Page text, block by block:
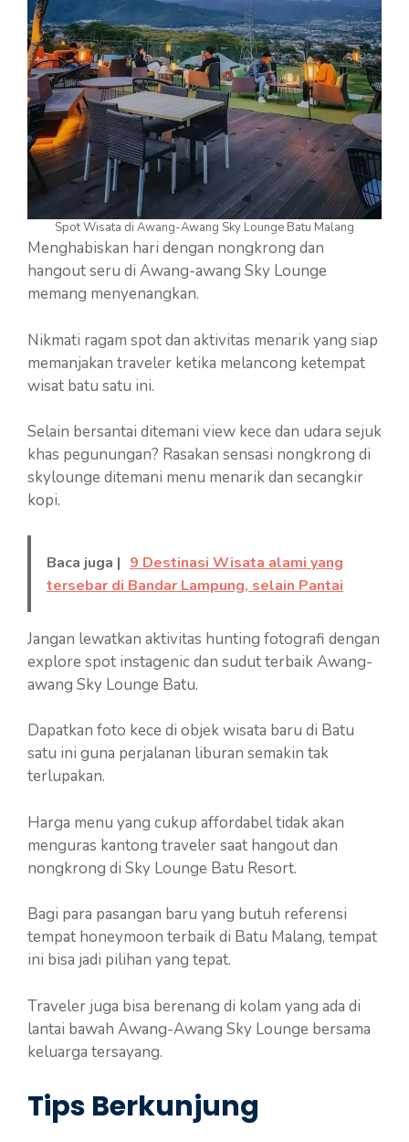
Spot Wisata di Awang-Awang Sky Lounge Batu Malang
Menghabiskan hari dengan nongkrong dan
hangout seru di Awang-awang Sky Lounge
memang menyenangkan.
Nikmati ragam spot dan aktivitas menarik yang siap
memanjakan traveler ketika melancong ketempat
wisat batu satu ini.
Selain bersantai ditemani view kece dan udara sejuk
khas pegunungan? Rasakan sensasi nongkrong di
skylounge ditemani menu menarik dan secangkir
kopi.
Baca juga | 9 Destinasi Wisata alami yang
tersebar di Bandar Lampung, selain Pantai
Jangan lewatkan aktivitas hunting fotografi dengan
explore spot instagenic dan sudut terbaik Awang-
awang Sky Lounge Batu.
Dapatkan foto kece di objek wisata baru di Batu
satu ini guna perjalanan liburan semakin tak
terlupakan.
Harga menu yang cukup affordabel tidak akan
menguras kantong traveler saat hangout dan
nongkrong di Sky Lounge Batu Resort.
Bagi para pasangan baru yang butuh referensi
tempat honeymoon terbaik di Batu Malang, tempat
ini bisa jadi pilihan yang tepat.
Traveler juga bisa berenang di kolam yang ada di
lantai bawah Awang-Awang Sky Lounge bersama
keluarga tersayang.
Tips Berkunjung